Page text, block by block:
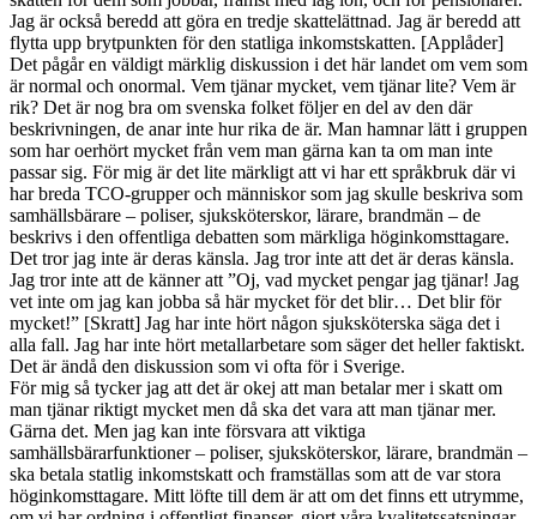
Jag är också beredd att göra en tredje skattelättnad. Jag är beredd att
flytta upp brytpunkten för den statliga inkomstskatten. [Applåder]
Det pågår en väldigt märklig diskussion i det här landet om vem som
är normal och onormal. Vem tjänar mycket, vem tjänar lite? Vem är
rik? Det är nog bra om svenska folket följer en del av den där
beskrivningen, de anar inte hur rika de är. Man hamnar lätt i gruppen
som har oerhört mycket från vem man gärna kan ta om man inte
passar sig. För mig är det lite märkligt att vi har ett språkbruk där vi
har breda TCO-grupper och människor som jag skulle beskriva som
samhällsbärare – poliser, sjuksköterskor, lärare, brandmän – de
beskrivs i den offentliga debatten som märkliga höginkomsttagare.
Det tror jag inte är deras känsla. Jag tror inte att det är deras känsla.
Jag tror inte att de känner att ”Oj, vad mycket pengar jag tjänar! Jag
vet inte om jag kan jobba så här mycket för det blir… Det blir för
mycket!” [Skratt] Jag har inte hört någon sjuksköterska säga det i
alla fall. Jag har inte hört metallarbetare som säger det heller faktiskt.
Det är ändå den diskussion som vi ofta för i Sverige.
För mig så tycker jag att det är okej att man betalar mer i skatt om
man tjänar riktigt mycket men då ska det vara att man tjänar mer.
Gärna det. Men jag kan inte försvara att viktiga
samhällsbärarfunktioner – poliser, sjuksköterskor, lärare, brandmän –
ska betala statlig inkomstskatt och framställas som att de var stora
höginkomsttagare. Mitt löfte till dem är att om det finns ett utrymme,